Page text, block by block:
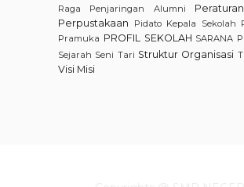
Raga
Penjaringan Alumni
Perpustakaan
Pidato Kepala Sekolah
Pramuka PROFIL SEKOLAH SARANA
Sejarah Seni Tari Struktur Organisasi
Visi Misi